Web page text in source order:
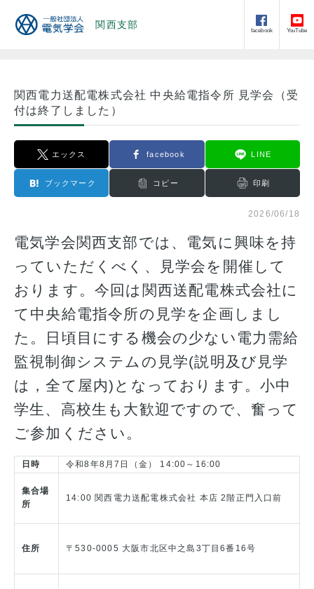
関西支部
facebook YouTube
関西電力送配電株式会社 中央給電指令所 見学会（受
付は終了しました）
エックス facebook LINE
ブックマーク コピー 印刷
2026/06/18
電気学会関西支部では、電気に興味を持
っていただくべく、見学会を開催して
おります。今回は関西送配電株式会社に
て中央給電指令所の見学を企画しまし
た。日頃目にする機会の少ない電力需給
監視制御システムの見学(説明及び見学
は，全て屋内)となっております。小中
学生、高校生も大歓迎ですので、奮って
ご参加ください。
日時 令和8年8月7日（金） 14:00～16:00
集合場
所
14:00 関西電力送配電株式会社 本店 2階正門入口前
住所 〒530-0005 大阪市北区中之島3丁目6番16号